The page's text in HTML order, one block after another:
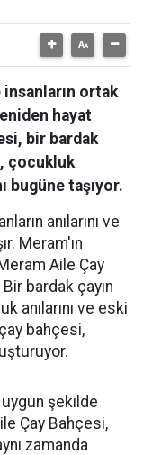
insanların ortak
hayat
bir bardak
çocukluk
bugüne taşıyor.
anılarını ve
Meram'ın
Aile Çay
bardak çayın
anılarını ve eski
bahçesi,
uygun şekilde
Çay Bahçesi,
zamanda